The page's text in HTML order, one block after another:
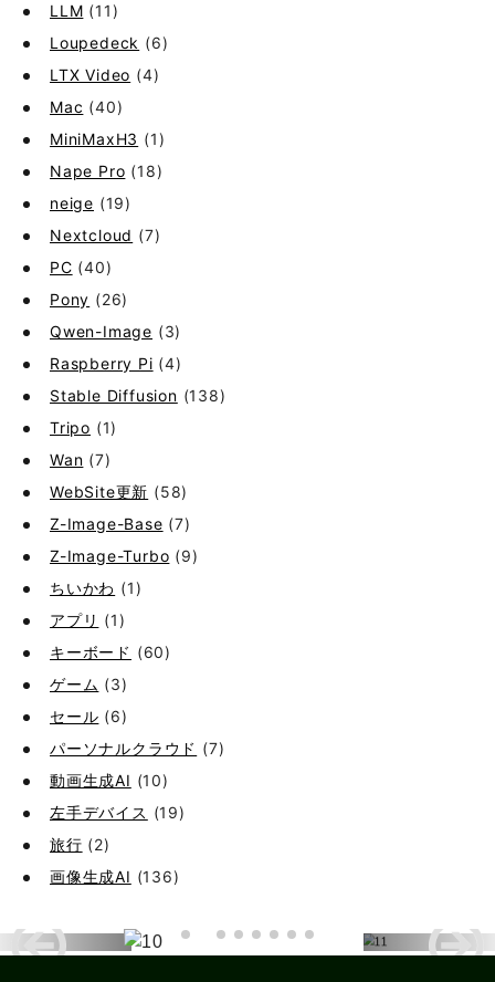
LLM (11)
Loupedeck (6)
LTX Video (4)
Mac (40)
MiniMaxH3 (1)
Nape Pro (18)
neige (19)
Nextcloud (7)
PC (40)
Pony (26)
Qwen-Image (3)
Raspberry Pi (4)
Stable Diffusion (138)
Tripo (1)
Wan (7)
WebSite更新 (58)
Z-Image-Base (7)
Z-Image-Turbo (9)
ちいかわ (1)
アプリ (1)
キーボード (60)
ゲーム (3)
セール (6)
パーソナルクラウド (7)
動画生成AI (10)
左手デバイス (19)
旅行 (2)
画像生成AI (136)